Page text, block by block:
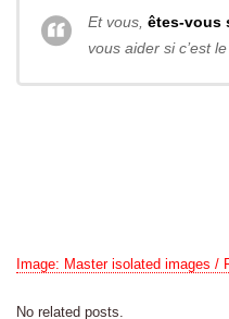
Et vous, êtes-vous
vous aider si c’est
Image: Master isolated images /
No related posts.